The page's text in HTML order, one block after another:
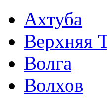
Ахтуба
Верхняя
Волга
Волхов